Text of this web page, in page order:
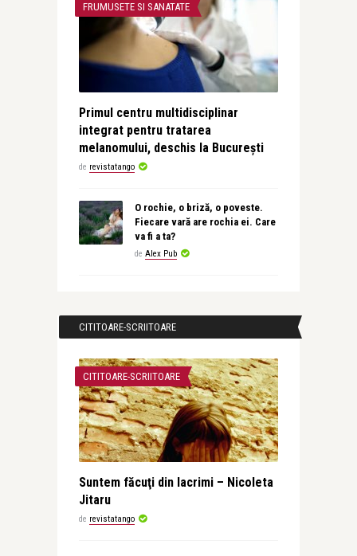
FRUMUSETE SI SANATATE
Primul centru multidisciplinar
integrat pentru tratarea
melanomului, deschis la București
de revistatango
O rochie, o briză, o poveste.
Fiecare vară are rochia ei. Care
va fi a ta?
de Alex Pub
CITITOARE-SCRIITOARE
CITITOARE-SCRIITOARE
Suntem făcuţi din lacrimi – Nicoleta
Jitaru
de revistatango